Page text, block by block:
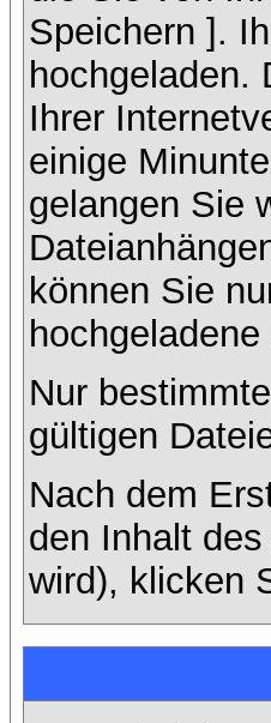
Speichern ].
hochgeladen.
Ihrer
einige
gelangen Sie
können Sie
Nur
gültigen
Nach dem
den Inhalt
wird), klicken